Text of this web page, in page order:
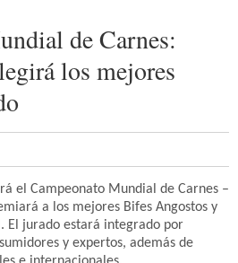
de Carnes:
los mejores
el Campeonato Mundial de Carnes –
a los mejores Bifes Angostos y
El jurado estará integrado por
y expertos, además de